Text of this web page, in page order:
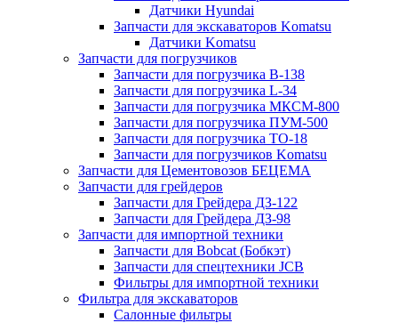
Датчики Hyundai
Запчасти для экскаваторов Komatsu
Датчики Komatsu
Запчасти для погрузчиков
Запчасти для погрузчика B-138
Запчасти для погрузчика L-34
Запчасти для погрузчика МКСМ-800
Запчасти для погрузчика ПУМ-500
Запчасти для погрузчика ТО-18
Запчасти для погрузчиков Komatsu
Запчасти для Цементовозов БЕЦЕМА
Запчасти для грейдеров
Запчасти для Грейдера ДЗ-122
Запчасти для Грейдера ДЗ-98
Запчасти для импортной техники
Запчасти для Bobcat (Бобкэт)
Запчасти для спецтехники JCB
Фильтры для импортной техники
Фильтра для экскаваторов
Салонные фильтры